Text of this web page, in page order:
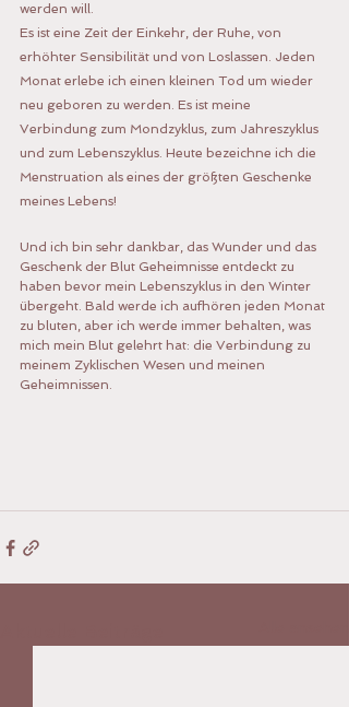
werden will.
Es ist eine Zeit der Einkehr, der Ruhe, von
erhöhter Sensibilität und von Loslassen. Jeden
Monat erlebe ich einen kleinen Tod um wieder
neu geboren zu werden. Es ist meine
Verbindung zum Mondzyklus, zum Jahreszyklus
und zum Lebenszyklus. Heute bezeichne ich die
Menstruation als eines der größten Geschenke
meines Lebens!
Und ich bin sehr dankbar, das Wunder und das
Geschenk der Blut Geheimnisse entdeckt zu
haben bevor mein Lebenszyklus in den Winter
übergeht. Bald werde ich aufhören jeden Monat
zu bluten, aber ich werde immer behalten, was
mich mein Blut gelehrt hat: die Verbindung zu
meinem Zyklischen Wesen und meinen
Geheimnissen.